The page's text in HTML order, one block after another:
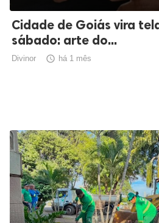
Cidade de Goiás vira
sábado: arte do...
Divinor  há 1 mês